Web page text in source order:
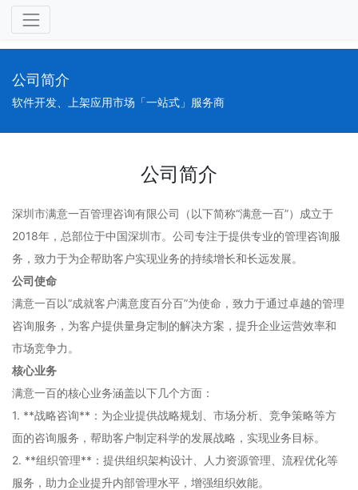
公司简介
软件开发、上架应用市场「一站式」服务商
公司简介
深圳市满意一百管理咨询有限公司（以下简称“满意一百”）成立于
2018年，总部位于中国深圳市。公司专注于提供专业的管理咨询服
务，致力于为企帮助客户实现业务的持续增长和长远发展。
公司使命
满意一百以“成就客户满意度百分百”为使命，致力于通过卓越的管理
咨询服务，为客户提供量身定制的解决方案，提升企业运营效率和
市场竞争力。
核心业务
满意一百的核心业务涵盖以下几个方面：
1. **战略咨询**：为企业提供战略规划、市场分析、竞争策略等方
面的咨询服务，帮助客户制定科学的发展战略，实现业务目标。
2. **组织管理**：提供组织架构设计、人力资源管理、流程优化等
服务，助力企业提升内部管理水平，增强组织效能。